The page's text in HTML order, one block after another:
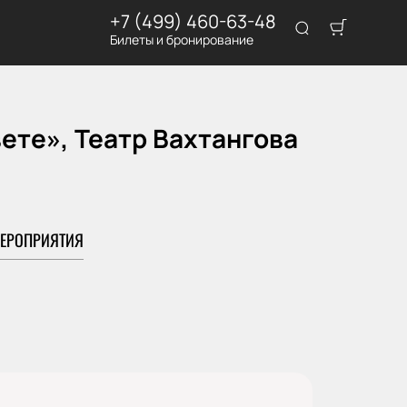
+7 (499) 460-63-48
Билеты и бронирование
Театр Вахтангова